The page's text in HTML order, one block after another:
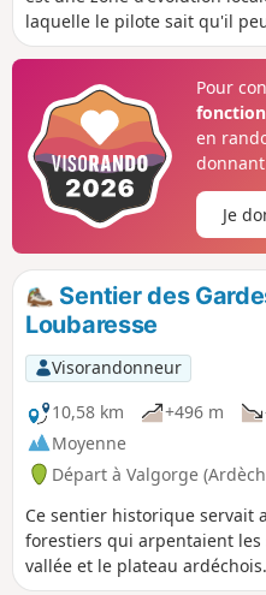
laquelle le pilote sait qu'il
rejoindre l'atterrissage
changer de vallée, partir en
circuit, au départ de "l'atéro"
Chambon, puis passant au
de Meyrand pourrait être un
En parcourant le flanc Sud
(et ses crêtes), il vous fera
cette magnifique Vallée de la
en amont de Valgorge.
Pour
en
Je
Sentier des
Loubaresse
Visorandonneur
10,58 km
+496 m
Moyenne
Départ à Valgorge
Ce sentier historique servait
forestiers qui arpentaient
vallée et le plateau
idéal pour débuter ou finir